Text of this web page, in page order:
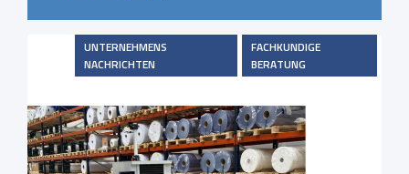
UNTERNEHMENS
NACHRICHTEN
FACHKUNDIGE
BERATUNG